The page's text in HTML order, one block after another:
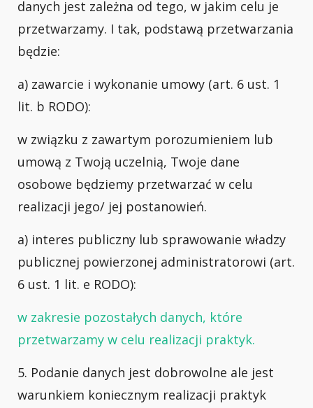
danych jest zależna od tego, w jakim celu je
przetwarzamy. I tak, podstawą przetwarzania
będzie:
a) zawarcie i wykonanie umowy (art. 6 ust. 1
lit. b RODO):
w związku z zawartym porozumieniem lub
umową z Twoją uczelnią, Twoje dane
osobowe będziemy przetwarzać w celu
realizacji jego/ jej postanowień.
a) interes publiczny lub sprawowanie władzy
publicznej powierzonej administratorowi (art.
6 ust. 1 lit. e RODO):
w zakresie pozostałych danych, które
przetwarzamy w celu realizacji praktyk.
5. Podanie danych jest dobrowolne ale jest
warunkiem koniecznym realizacji praktyk